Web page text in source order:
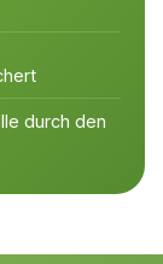
durch den